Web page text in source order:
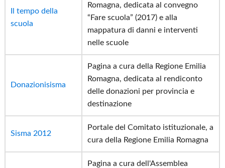
Il tempo della
scuola
Romagna, dedicata al convegno
“Fare scuola” (2017) e alla
mappatura di danni e interventi
nelle scuole
Donazionisisma
Pagina a cura della Regione Emilia
Romagna, dedicata al rendiconto
delle donazioni per provincia e
destinazione
Sisma 2012
Portale del Comitato istituzionale, a
cura della Regione Emilia Romagna
Pagina a cura dell'Assemblea